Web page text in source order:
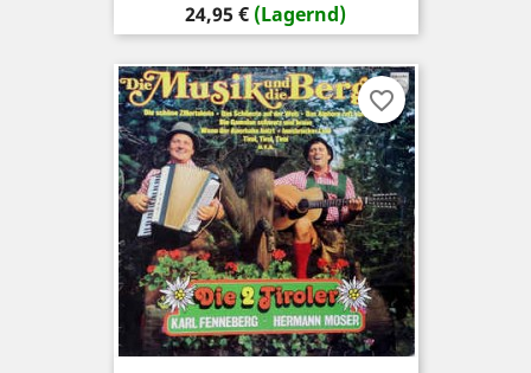
Preis
24,95 € (Lagernd)
favorite_border